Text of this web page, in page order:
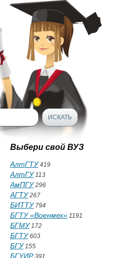
Выбери свой ВУЗ
АлтГТУ419
АлтГУ113
АмПГУ296
АГТУ267
БИТТУ794
БГТУ «Военмех» 1191
БГМУ172
БГТУ603
БГУ155
БГУИР391